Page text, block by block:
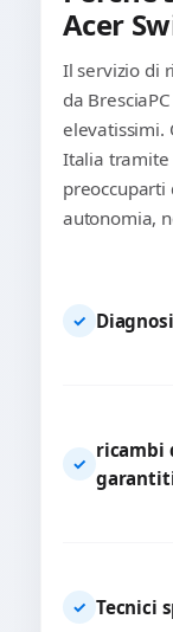
Acer
Il servizio di
da
elevatissimi.
Italia tramite
preoccuparti
autonomia,
✓
✓
ricambi
✓ Tecnici